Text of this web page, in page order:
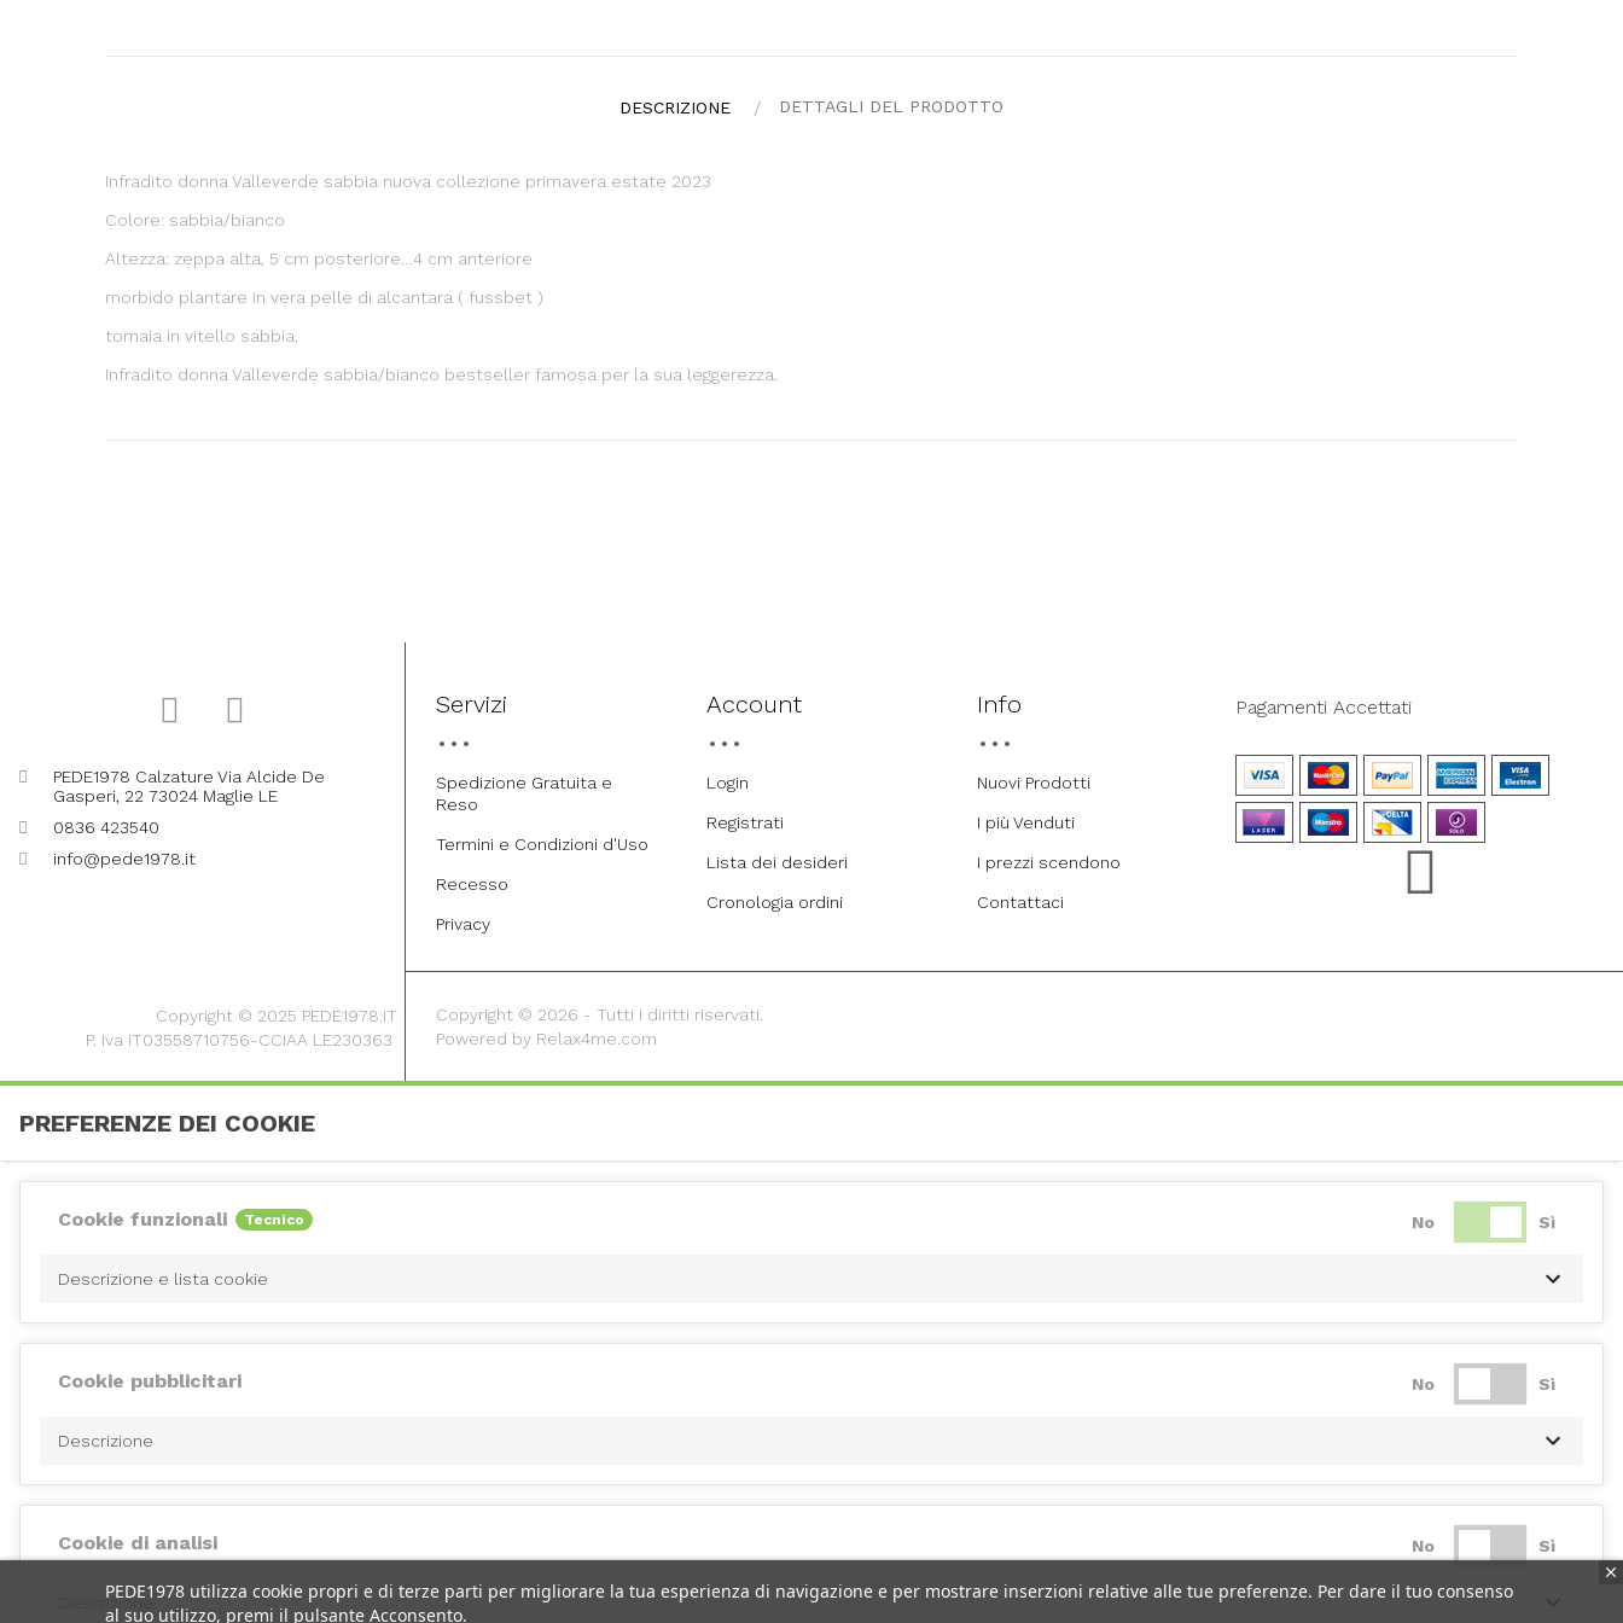
DESCRIZIONE DETTAGLI DEL PRODOTTO
Infradito donna Valleverde sabbia nuova collezione primavera estate 2023
Colore: sabbia/bianco
Altezza: zeppa alta, 5 cm posteriore…4 cm anteriore
morbido plantare in vera pelle di alcantara ( fussbet )
tomaia in vitello sabbia.
Infradito donna Valleverde sabbia/bianco bestseller famosa per la sua leggerezza.
PEDE1978 Calzature Via Alcide De
Gasperi, 22 73024 Maglie LE
0836 423540
info@pede1978.it
Servizi
Spedizione Gratuita e
Reso
Termini e Condizioni d'Uso
Recesso
Privacy
Account
Login
Registrati
Lista dei desideri
Cronologia ordini
Info
Nuovi Prodotti
I più Venduti
I prezzi scendono
Contattaci
Pagamenti Accettati
Copyright © 2025 PEDE1978.IT
P. Iva IT03558710756-CCIAA LE230363
Copyright © 2026 - Tutti i diritti riservati.
Powered by Relax4me.com
PEDE1978 utilizza cookie propri e di terze parti per migliorare la tua esperienza di navigazione e per mostrare inserzioni relative alle tue preferenze. Per dare il tuo consenso
al suo utilizzo, premi il pulsante Acconsento.
PREFERENZE DEI COOKIE
Cookie funzionali Tecnico No Sì
Descrizione e lista cookie
Cookie pubblicitari No Sì
Descrizione
Cookie di analisi No Sì
Descrizione